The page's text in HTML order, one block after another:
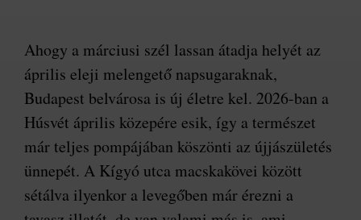
Ahogy a márciusi szél lassan átadja helyét az
április eleji melengető napsugaraknak,
Budapest belvárosa is új életre kel. 2026-ban a
Húsvét április közepére esik, így a természet
már teljes pompájában köszönti az újjászületés
ünnepét. A Kígyó utca macskakövei között
sétálva ilyenkor a levegőben már érezni a